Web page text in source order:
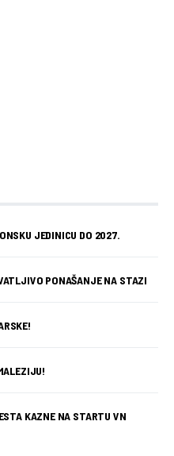
JEDINICU DO 2027.
PONAŠANJE NA STAZI
KAZNE NA STARTU VN